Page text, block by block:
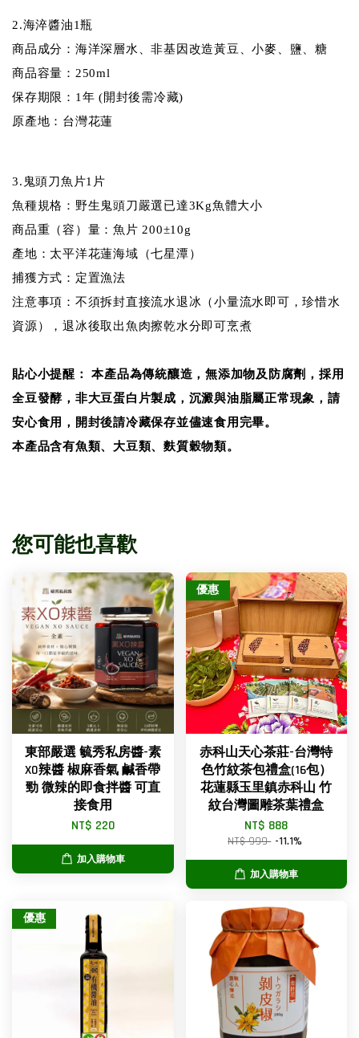
2.海淬醬油1瓶
商品成分：海洋深層水、非基因改造黃豆、小麥、鹽、糖
商品容量：250ml
保存期限：1年 (開封後需冷藏)
原產地：台灣花蓮
3.鬼頭刀魚片1片
魚種規格：野生鬼頭刀嚴選已達3Kg魚體大小
商品重（容）量：魚片 200±10g
產地：太平洋花蓮海域（七星潭）
捕獲方式：定置漁法
注意事項：不須拆封直接流水退冰（小量流水即可，珍惜水
資源），退冰後取出魚肉擦乾水分即可烹煮
貼心小提醒： 本產品為傳統釀造，無添加物及防腐劑，採用
全豆發酵，非大豆蛋白片製成，沉澱與油脂屬正常現象，請
安心食用，開封後請冷藏保存並儘速食用完畢。
本產品含有魚類、大豆類、麩質穀物類。
您可能也喜歡
東部嚴選 毓秀私房醬-素
XO辣醬 椒麻香氣 鹹香帶
勁 微辣的即食拌醬 可直
接食用
NT$ 220
加入購物車
優惠
赤科山天心茶莊-台灣特
色竹紋茶包禮盒(16包）
花蓮縣玉里鎮赤科山 竹
紋台灣圖雕茶葉禮盒
NT$ 888
NT$ 999 -11.1%
加入購物車
優惠